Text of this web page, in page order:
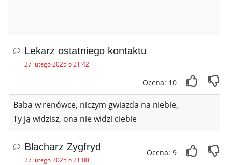
Lekarz ostatniego kontaktu
27 lutego 2025 o 21:42
Ocena: 10
Baba w renówce, niczym gwiazda na niebie,
Ty ją widzisz, ona nie widzi ciebie
Blacharz Zygfryd
27 lutego 2025 o 21:00
Ocena: 9